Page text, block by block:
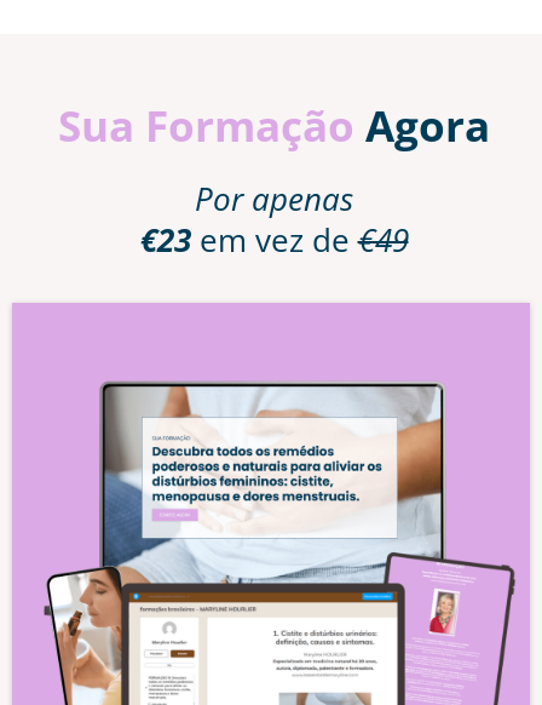
Sua Formação Agora
Por apenas
€23em vez de€49